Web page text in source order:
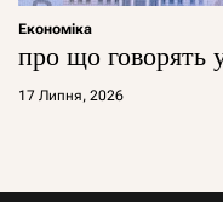
Економіка
про що говорять
17 Липня, 2026